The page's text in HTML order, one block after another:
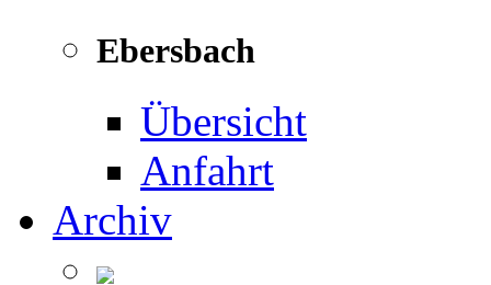
Ebersbach
Übersicht
Anfahrt
Archiv